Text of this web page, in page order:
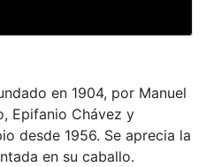
en 1904, por Manuel
Epifanio Chávez y
desde 1956. Se aprecia la
en su caballo.